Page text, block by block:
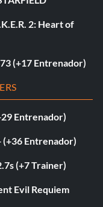
2: Heart of
(+17 Entrenador)
Entrenador)
(+36 Entrenador)
(+7 Trainer)
Evil Requiem